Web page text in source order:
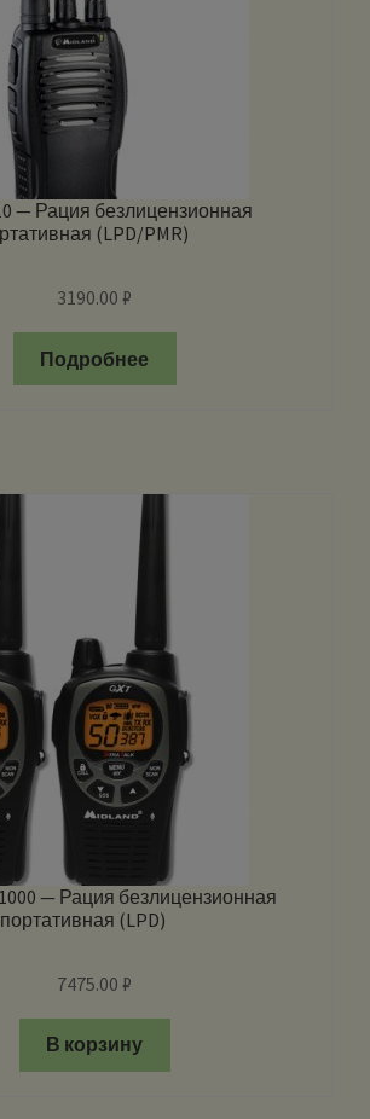
— Рация безлицензионная
(LPD/PMR)
3190.00₽
Подробнее
— Рация безлицензионная
портативная (LPD)
7475.00₽
В корзину